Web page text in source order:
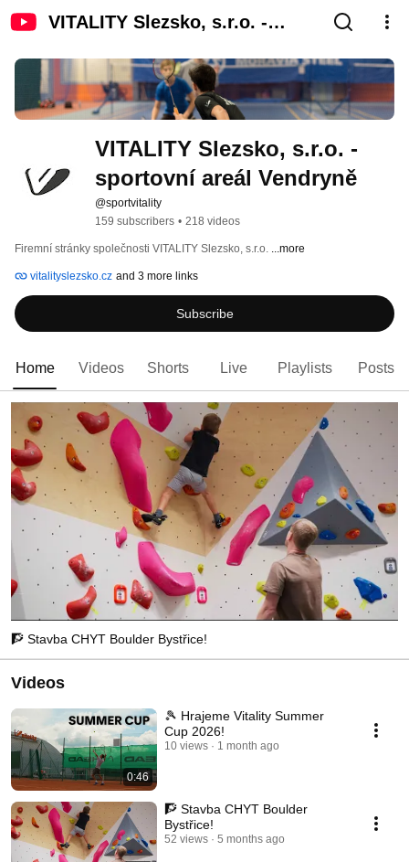
VITALITY Slezsko, s.r.o. -
VITALITY Slezsko, s.r.o. -
sportovní areál Vendryně
@sportvitality
159 subscribers • 218 videos
Firemní stránky společnosti VITALITY Slezsko, s.r.o. ...more
vitalityslezsko.cz and 3 more links
Subscribe
Home Videos Shorts Live Playlists Posts
🧗 Stavba CHYT Boulder Bystřice!
Videos
0:46
🎾 Hrajeme Vitality Summer
Cup 2026!
10 views 1 month ago
🧗 Stavba CHYT Boulder
Bystřice!
52 views 5 months ago